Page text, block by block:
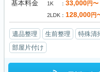
基本料金 1K 33,000円〜
2LDK 128,000円
遺品整理 生前整理 特殊清
部屋片付け